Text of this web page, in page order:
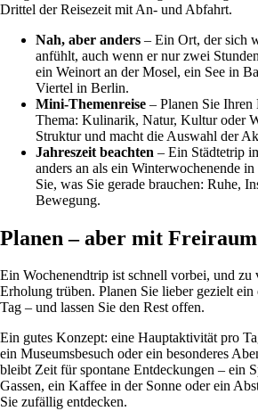
Drittel der Reisezeit mit An- und Abfahrt.
Nah, aber anders – Ein Ort, der sich
anfühlt, auch wenn er nur zwei
ein Weinort an der Mosel, ein See in
Viertel in Berlin.
Mini-Themenreise – Planen Sie
Thema: Kulinarik, Natur, Kultur oder
Struktur und macht die Auswahl der
Jahreszeit beachten – Ein Städtetrip
anders an als ein Winterwochenende
Sie, was Sie gerade brauchen: Ruhe,
Bewegung.
Planen – aber mit Freiraum
Ein Wochenendtrip ist schnell vorbei, und zu
Erholung trüben. Planen Sie lieber gezielt
Tag – und lassen Sie den Rest offen.
Ein gutes Konzept: eine Hauptaktivität pro
ein Museumsbesuch oder ein besonderes
bleibt Zeit für spontane Entdeckungen – ein
Gassen, ein Kaffee in der Sonne oder ein
Sie zufällig entdecken.